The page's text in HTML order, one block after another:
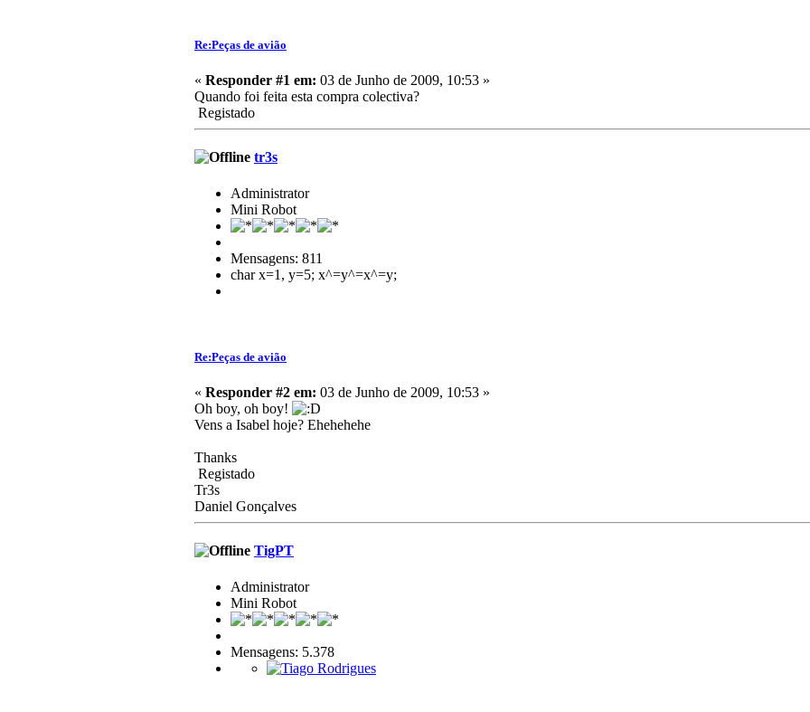
Re:Peças de avião
« Responder #1 em: 03 de Junho de 2009, 10:53 »
Quando foi feita esta compra colectiva?
Registado
tr3s
Administrator
Mini Robot
Mensagens: 811
char x=1, y=5; x^=y^=x^=y;
Re:Peças de avião
« Responder #2 em: 03 de Junho de 2009, 10:53 »
Oh boy, oh boy!
Vens a Isabel hoje? Ehehehehe
Thanks
Registado
Tr3s
Daniel Gonçalves
TigPT
Administrator
Mini Robot
Mensagens: 5.378